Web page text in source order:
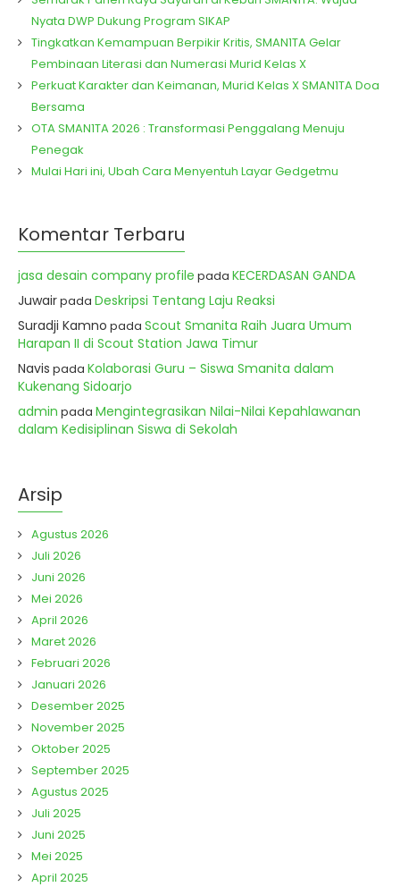
Nyata DWP Dukung Program SIKAP
Tingkatkan Kemampuan Berpikir Kritis, SMAN1TA Gelar
Pembinaan Literasi dan Numerasi Murid Kelas X
Perkuat Karakter dan Keimanan, Murid Kelas X SMAN1TA Doa
Bersama
OTA SMAN1TA 2026 : Transformasi Penggalang Menuju
Penegak
Mulai Hari ini, Ubah Cara Menyentuh Layar Gedgetmu
Komentar Terbaru
jasa desain company profile pada KECERDASAN GANDA
Juwairpada Deskripsi Tentang Laju Reaksi
Suradji Kamno pada Scout Smanita Raih Juara Umum
Harapan II di Scout Station Jawa Timur
Navis pada Kolaborasi Guru – Siswa Smanita dalam
Kukenang Sidoarjo
admin pada Mengintegrasikan Nilai-Nilai Kepahlawanan
dalam Kedisiplinan Siswa di Sekolah
Arsip
Agustus 2026
Juli 2026
Juni 2026
Mei 2026
April 2026
Maret 2026
Februari 2026
Januari 2026
Desember 2025
November 2025
Oktober 2025
September 2025
Agustus 2025
Juli 2025
Juni 2025
Mei 2025
April 2025